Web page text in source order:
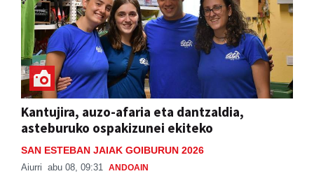
Kantujira, auzo-afaria eta dantzaldia,
asteburuko ospakizunei ekiteko
SAN ESTEBAN JAIAK GOIBURUN 2026
Aiurri abu 08, 09:31 ANDOAIN